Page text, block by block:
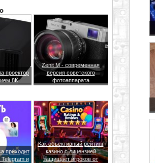
проектор
8К
Zenit M - современная
версия советского
фотоаппарата
приходит
и
Как объективный рейтинг
казино с лицензией
защищает игроков от